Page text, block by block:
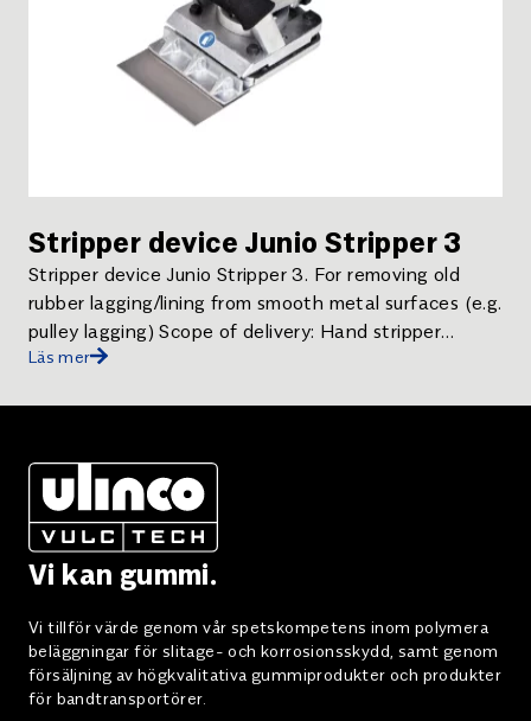
Stripper device Junio Stripper 3
Stripper device Junio Stripper 3. For removing old
rubber lagging/lining from smooth metal surfaces (e.g.
pulley lagging) Scope of delivery: Hand stripper
Junio3 (230/115 V) blade 120 mm flat wrench SW10
Stripper HS 800 (595 0887)..
Läs mer
Vi kan gummi.
Vi tillför värde genom vår spetskompetens inom polymera
beläggningar för slitage- och korrosionsskydd, samt genom
försäljning av högkvalitativa gummiprodukter och produkter
för bandtransportörer.